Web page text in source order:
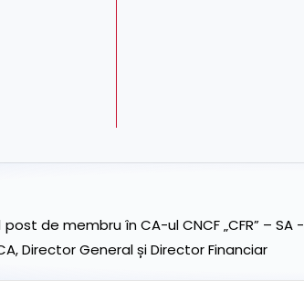
de membru în CA-ul CNCF „CFR” – SA
Director General și Director Financiar